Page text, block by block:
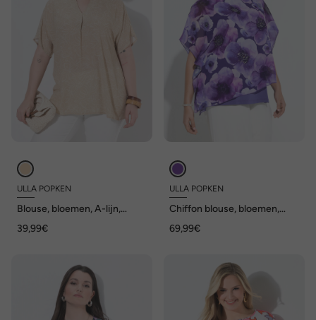
ULLA POPKEN
Blouse, bloemen, A-lijn,
39,99€
ULLA POPKEN
Chiffon blouse, bloemen,
korte mouwen
69,99€